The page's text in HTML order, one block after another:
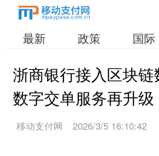
最新 政策 国际
浙商银行接入区块链
数字交单服务再升级
移动支付网 2026/3/5 16:10:42